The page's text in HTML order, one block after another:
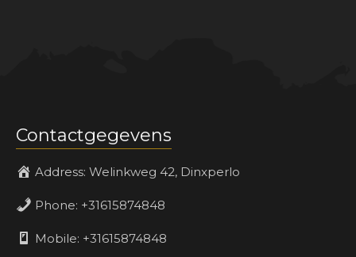
Contactgegevens
Address: Welinkweg 42, Dinxperlo
Phone: +31615874848
Mobile: +31615874848